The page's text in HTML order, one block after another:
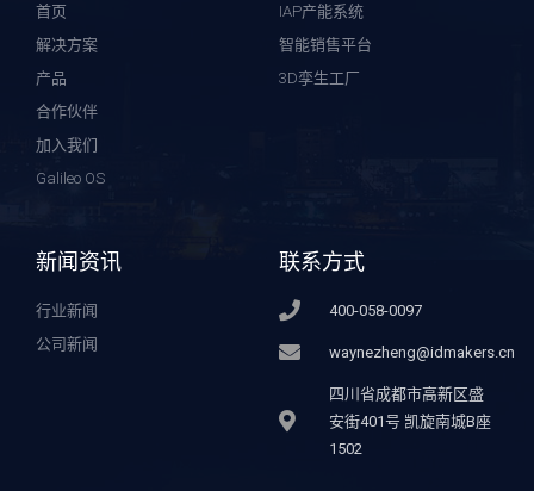
首页
解决方案
产品
合作伙伴
加入我们
Galileo OS
IAP产能系统
智能销售平台
3D孪生工厂
新闻资讯
行业新闻
公司新闻
联系方式
400-058-0097
waynezheng@idmakers.cn
四川省成都市高新区盛
安街401号 凯旋南城B座
1502